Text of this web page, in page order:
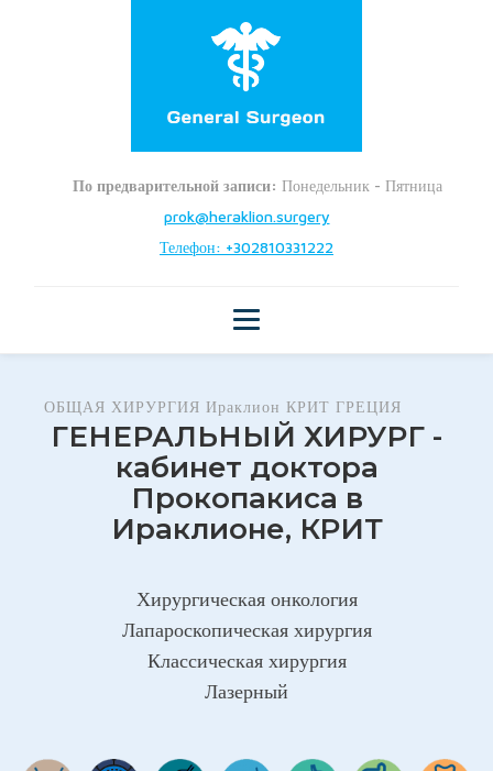
По предварительной записи: Понедельник - Пятница
prok@heraklion.surgery
Телефон: +302810331222
ОБЩАЯ ХИРУРГИЯ Ираклион КРИТ ГРЕЦИЯ
ГЕНЕРАЛЬНЫЙ ХИРУРГ -
кабинет доктора
Прокопакиса в
Ираклионе, КРИТ
Хирургическая онкология
Лапароскопическая хирургия
Классическая хирургия
Лазерный